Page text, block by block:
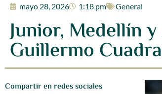
mayo 28, 2026 1:18 pm General
Junior, Medellín
Guillermo
Compartir en redes sociales